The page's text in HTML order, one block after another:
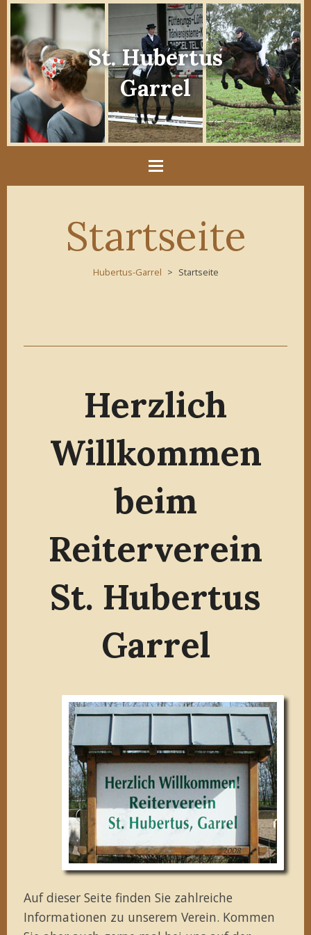
St. Hubertus
Garrel
Startseite
Hubertus-Garrel Startseite
Herzlich
Willkommen
beim
Reiterverein
St. Hubertus
Garrel
Auf dieser Seite finden Sie zahlreiche
Informationen zu unserem Verein. Kommen